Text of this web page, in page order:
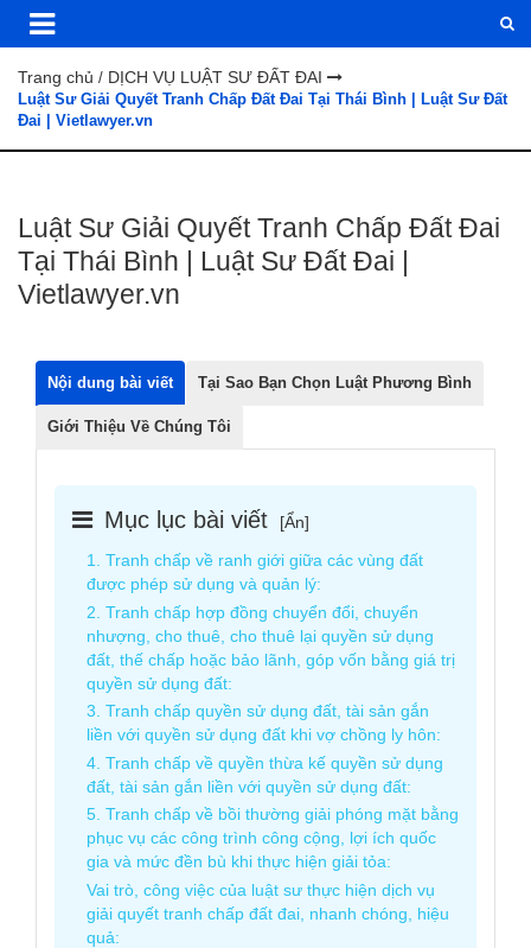
Trang chủ / DỊCH VỤ LUẬT SƯ ĐẤT ĐAI
Luật Sư Giải Quyết Tranh Chấp Đất Đai Tại Thái Bình | Luật Sư Đất
Đai | Vietlawyer.vn
Luật Sư Giải Quyết Tranh Chấp Đất Đai
Tại Thái Bình | Luật Sư Đất Đai |
Vietlawyer.vn
Nội dung bài viết Tại Sao Bạn Chọn Luật Phương Bình
Giới Thiệu Về Chúng Tôi
Mục lục bài viết [Ẩn]
1. Tranh chấp về ranh giới giữa các vùng đất
được phép sử dụng và quản lý:
2. Tranh chấp hợp đồng chuyển đổi, chuyển
nhượng, cho thuê, cho thuê lại quyền sử dụng
đất, thế chấp hoặc bảo lãnh, góp vốn bằng giá trị
quyền sử dụng đất:
3. Tranh chấp quyền sử dụng đất, tài sản gắn
liền với quyền sử dụng đất khi vợ chồng ly hôn:
4. Tranh chấp về quyền thừa kế quyền sử dụng
đất, tài sản gắn liền với quyền sử dụng đất:
5. Tranh chấp về bồi thường giải phóng mặt bằng
phục vụ các công trình công cộng, lợi ích quốc
gia và mức đền bù khi thực hiện giải tỏa:
Vai trò, công việc của luật sư thực hiện dịch vụ
giải quyết tranh chấp đất đai, nhanh chóng, hiệu
quả: